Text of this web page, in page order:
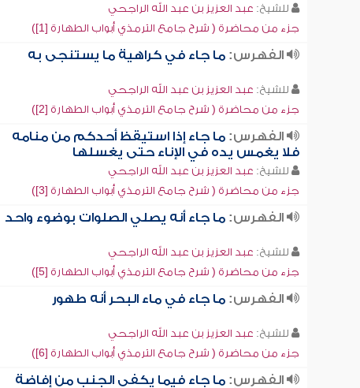
للشيخ: عبد العزيز بن عبد الله الراجحي
جزء من محاضرة ( شرح جامع الترمذي أبواب الطهارة [1])
الفهرس:ما جاء في كراهية ما يستنجى به
للشيخ: عبد العزيز بن عبد الله الراجحي
جزء من محاضرة ( شرح جامع الترمذي أبواب الطهارة [2])
الفهرس:ما جاء إذا استيقظ أحدكم من منامه
فلا يغمس يده في الإناء حتى يغسلها
للشيخ: عبد العزيز بن عبد الله الراجحي
جزء من محاضرة ( شرح جامع الترمذي أبواب الطهارة [3])
الفهرس:ما جاء أنه يصلي الصلوات بوضوء واحد
للشيخ: عبد العزيز بن عبد الله الراجحي
جزء من محاضرة ( شرح جامع الترمذي أبواب الطهارة [5])
الفهرس:ما جاء في ماء البحر أنه طهور
للشيخ: عبد العزيز بن عبد الله الراجحي
جزء من محاضرة ( شرح جامع الترمذي أبواب الطهارة [6])
الفهرس:ما جاء فيما يكفي الجنب من إفاضة